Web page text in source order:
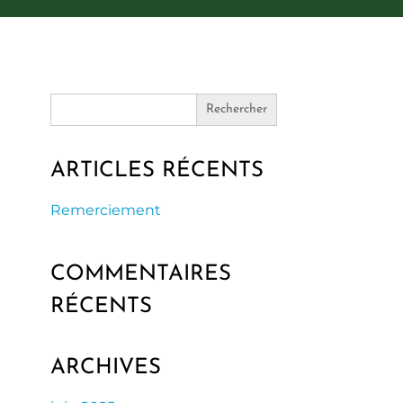
Search
ARTICLES RÉCENTS
Remerciement
COMMENTAIRES
RÉCENTS
ARCHIVES